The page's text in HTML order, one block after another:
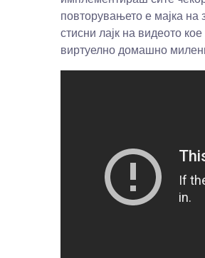
повторувањето е мајка на
стисни лајк на видеото
виртуелно домашно